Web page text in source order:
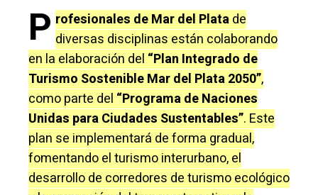
P rofesionales de Mar del Platade
diversas disciplinas están colaborando
en la elaboración del “Plan Integrado de
Turismo Sostenible Mar del Plata 2050”,
como parte del “Programa de Naciones
Unidas para Ciudades Sustentables”. Este
plan se implementará de forma gradual,
fomentando el turismo interurbano, el
desarrollo de corredores de turismo ecológico